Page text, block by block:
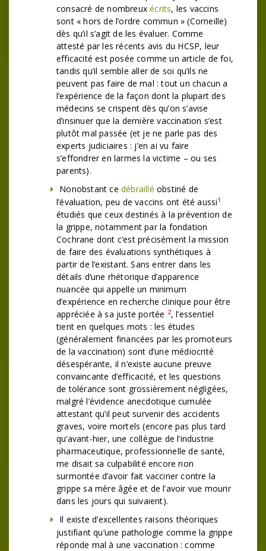
consacré de nombreuxécrits, les vaccins
sont « hors de l’ordre commun » (Corneille)
dès qu’il s’agit de les évaluer. Comme
attesté par les récents avis du HCSP, leur
efficacité est posée comme un article de foi,
tandis qu’il semble aller de soi qu’ils ne
peuvent pas faire de mal : tout un chacun a
l’expérience de la façon dont la plupart des
médecins se crispent dès qu’on s’avise
d’insinuer que la dernière vaccination s’est
plutôt mal passée (et je ne parle pas des
experts judiciaires : j’en ai vu faire
s’effondrer en larmes la victime – ou ses
parents).
Nonobstant cedébraillé obstiné de
l’évaluation, peu de vaccins ont été aussi1
étudiés que ceux destinés à la prévention de
la grippe, notamment par la fondation
Cochrane dont c’est précisément la mission
de faire des évaluations synthétiques à
partir de l’existant. Sans entrer dans les
détails d’une rhétorique d’apparence
nuancée qui appelle un minimum
d’expérience en recherche clinique pour être
appréciée à sa juste portée 2, l’essentiel
tient en quelques mots : les études
(généralement financées par les promoteurs
de la vaccination) sont d’une médiocrité
désespérante, il n’existe aucune preuve
convaincante d’efficacité, et les questions
de tolérance sont grossièrement négligées,
malgré l’évidence anecdotique cumulée
attestant qu’il peut survenir des accidents
graves, voire mortels (encore pas plus tard
qu’avant-hier, une collègue de l’industrie
pharmaceutique, professionnelle de santé,
me disait sa culpabilité encore non
surmontée d’avoir fait vacciner contre la
grippe sa mère âgée et de l’avoir vue mourir
dans les jours qui suivaient).
Il existe d’excellentes raisons théoriques
justifiant qu’une pathologie comme la grippe
réponde mal à une vaccination : comme